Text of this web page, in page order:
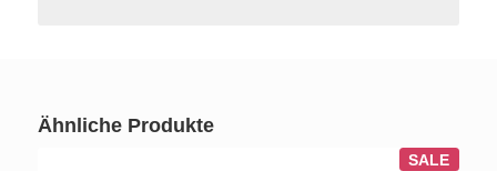
Ähnliche Produkte
SALE